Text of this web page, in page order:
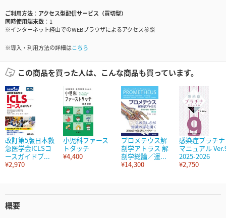
ご利用方法
アクセス型配信サービス（買切型）
同時使用端末数
1
※インターネット経由でのWEBブラウザによるアクセス参照
※導入・利用方法の詳細はこちら
この商品を買った人は、こんな商品も買っています。
改訂第5版日本救
急医学会ICLSコ
ースガイドブ...
¥2,970
小児科ファース
トタッチ
¥4,400
プロメテウス解
剖学アトラス 解
剖学総論／運...
¥14,300
感染症プラチナ
マニュアル
2025-2026
¥2,750
概要